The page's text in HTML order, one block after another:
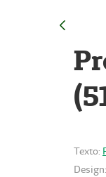
Texto:
Design: